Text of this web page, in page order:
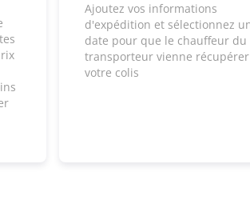
Ajoutez vos informations
d'expédition et sélectionnez
date pour que le chauffeur du
transporteur vienne récupérer
votre colis